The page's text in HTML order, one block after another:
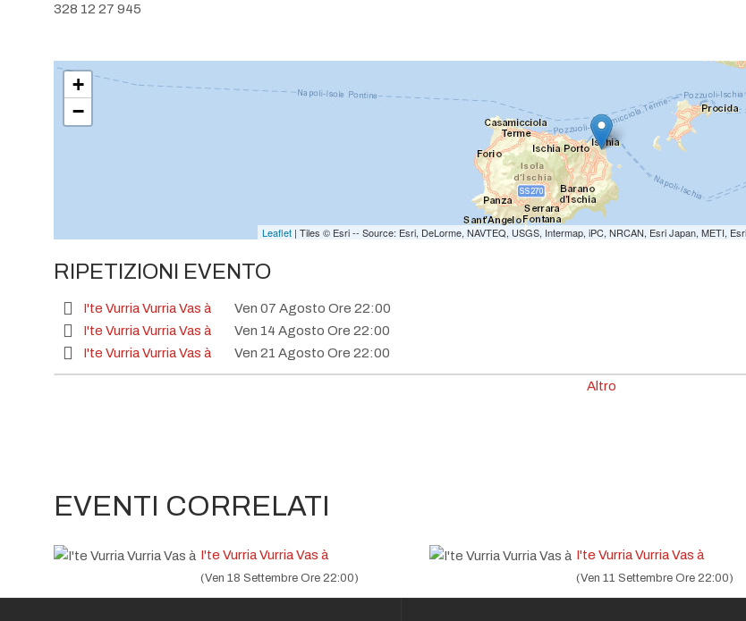
328 12 27 945
+
−
Leaflet | Tiles © Esri -- Source: Esri, DeLorme, NAVTEQ, USGS, Intermap, iPC, NRCAN, Esri Japan, METI,
RIPETIZIONI EVENTO
I'te Vurria Vurria Vas à
Ven 07 Agosto Ore 22:00
I'te Vurria Vurria Vas à
Ven 14 Agosto Ore 22:00
I'te Vurria Vurria Vas à
Ven 21 Agosto Ore 22:00
I'te Vurria Vurria Vas à
Ven 28 Agosto Ore 22:00
Altro
EVENTI CORRELATI
I'te Vurria Vurria Vas à
(Ven 18 Settembre Ore 22:00)
I'te Vurria Vurria Vas à
(Ven 11 Settembre Ore 22:00)